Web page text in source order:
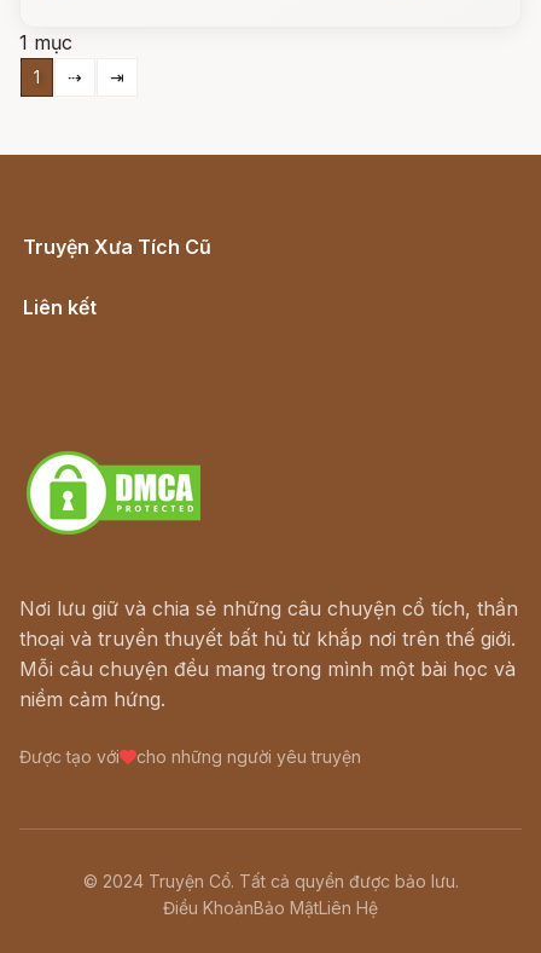
1 mục
1 ⇢ ⇥
Truyện Xưa Tích Cũ
Liên kết
Nơi lưu giữ và chia sẻ những câu chuyện cổ tích, thần
thoại và truyền thuyết bất hủ từ khắp nơi trên thế giới.
Mỗi câu chuyện đều mang trong mình một bài học và
niềm cảm hứng.
Được tạo với cho những người yêu truyện
© 2024 Truyện Cổ. Tất cả quyền được bảo lưu.
Điều KhoảnBảo MậtLiên Hệ